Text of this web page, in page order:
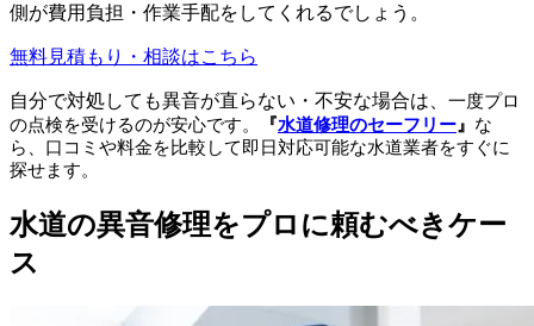
側が費用負担・作業手配をしてくれるでしょう。
無料見積もり・相談はこちら
自分で対処しても異音が直らない・不安な場合は、 一度プロ
の点検を受けるのが安心です。
『水道修理のセーフリー 』 な
ら、口コミや料金を比較して即日対応可能な水道業者をすぐに
探せます。
水道の異音修理をプロに頼むべきケー
ス